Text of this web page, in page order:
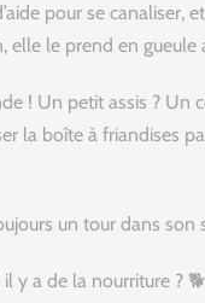
pour se canaliser,
elle le prend en
! Un petit assis ?
la boîte à
un tour dans
il y a de la nourriture